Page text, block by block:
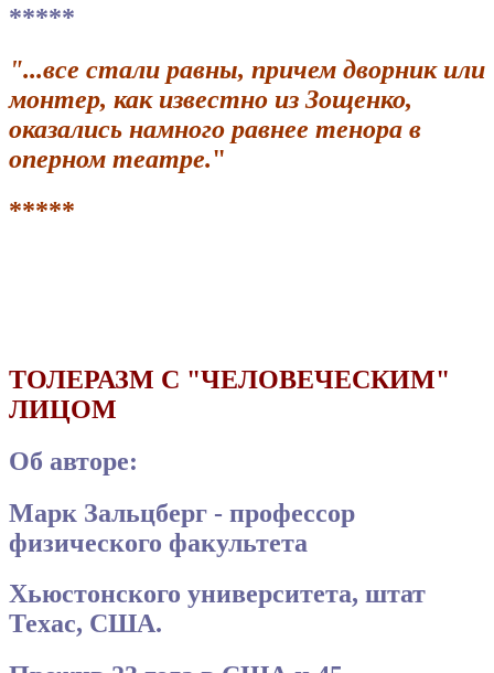
*****
"...все стали равны, причем дворник или
монтер, как известно из Зощенко,
оказались намного равнее тенора в
оперном театре."
*****
ТОЛЕРАЗМ С "ЧЕЛОВЕЧЕСКИМ"
ЛИЦОМ
Об авторе:
Марк Зальцберг - профессор
физического факультета
Хьюстонского университета, штат
Техас, США.